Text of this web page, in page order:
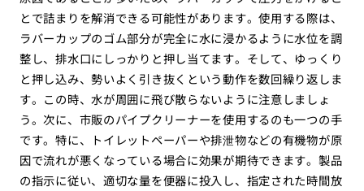
とで詰まりを解消できる可能性があります。使用する際は、
ラバーカップのゴム部分が完全に水に浸かるように水位を調
整し、排水口にしっかりと押し当てます。そして、ゆっくり
と押し込み、勢いよく引き抜くという動作を数回繰り返しま
す。この時、水が周囲に飛び散らないように注意しましょ
う。次に、市販のパイプクリーナーを使用するのも一つの手
です。特に、トイレットペーパーや排泄物などの有機物が原
因で流れが悪くなっている場合に効果が期待できます。製品
の指示に従い、適切な量を便器に投入し、指定された時間放